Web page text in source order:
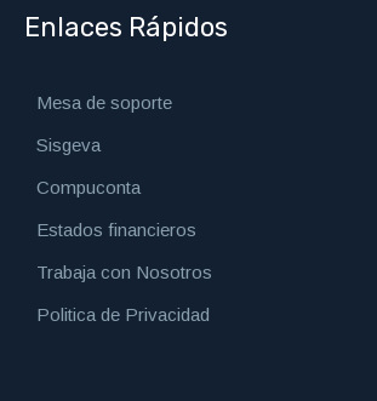
Enlaces Rápidos
Mesa de soporte
Sisgeva
Compuconta
Estados financieros
Trabaja con Nosotros
Politica de Privacidad